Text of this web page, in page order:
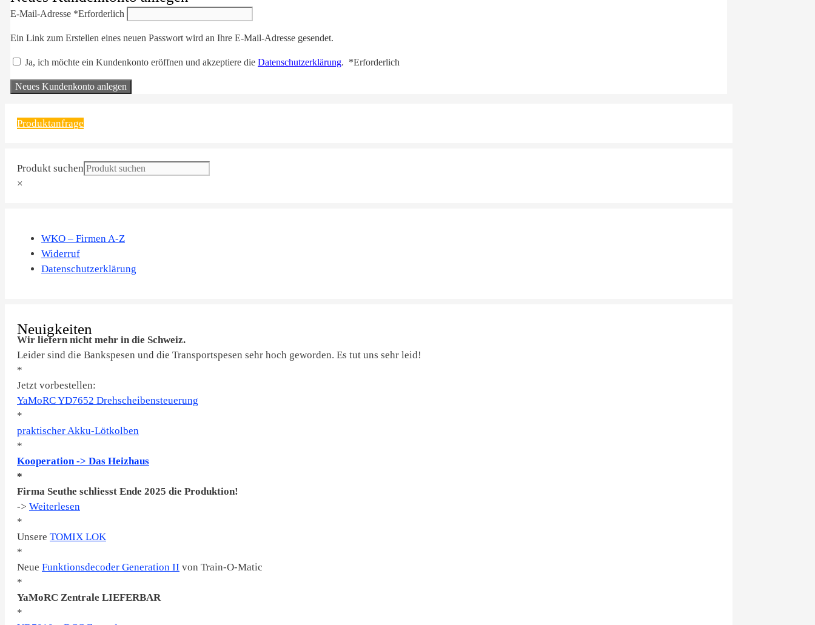
E-Mail-Adresse *Erforderlich
Ein Link zum Erstellen eines neuen Passwort wird an Ihre E-Mail-Adresse gesendet.
Ja, ich möchte ein Kundenkonto eröffnen und akzeptiere die Datenschutzerklärung. *Erforderlich
Neues Kundenkonto anlegen
Produktanfrage
Produkt suchen
×
WKO – Firmen A-Z
Widerruf
Datenschutzerklärung
Neuigkeiten
Wir liefern nicht mehr in die Schweiz.
Leider sind die Bankspesen und die Transportspesen sehr hoch geworden. Es tut uns sehr leid!
*
Jetzt vorbestellen:
YaMoRC YD7652 Drehscheibensteuerung
*
praktischer Akku-Lötkolben
*
Kooperation -> Das Heizhaus
*
Firma Seuthe schliesst Ende 2025 die Produktion!
-> Weiterlesen
*
Unsere TOMIX LOK
*
Neue Funktionsdecoder Generation II von Train-O-Matic
*
YaMoRC Zentrale LIEFERBAR
*